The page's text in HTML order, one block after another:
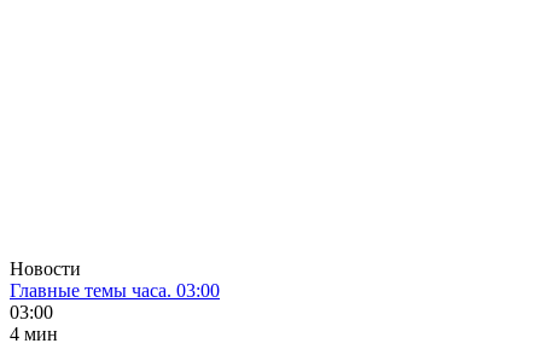
Новости
Главные темы часа. 03:00
03:00
4 мин